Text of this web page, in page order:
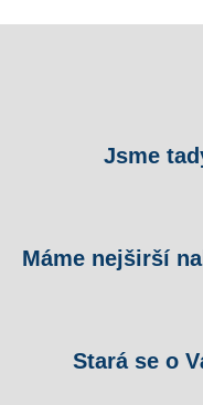
Jsme
Máme nejširší
Stará se o